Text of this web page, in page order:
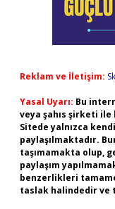
Reklam ve İletişim:
Yasal Uyarı: Bu
veya şahıs şirketi ile
Sitede yalnızca
paylaşılmaktadır.
taşımamakta olup,
paylaşım
benzerlikleri
taslak halindedir ve